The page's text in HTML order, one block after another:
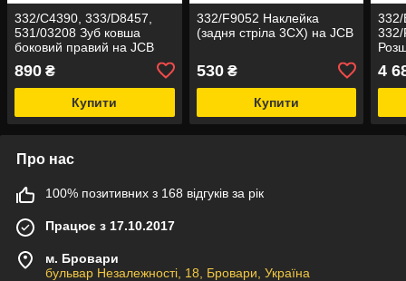
332/C4390, 333/D8457,
531/03208 Зуб ковша
боковий правий на JCB
890 ₴
Купити
332/F9052 Наклейка
(задня стріла 3CX) на JCB
530₴
Купити
4
Про нас
100% позитивних з 168 відгуків за рік
Працює з 17.10.2017
м. Бровари
бульвар Незалежності, 18, Бровари, Україна